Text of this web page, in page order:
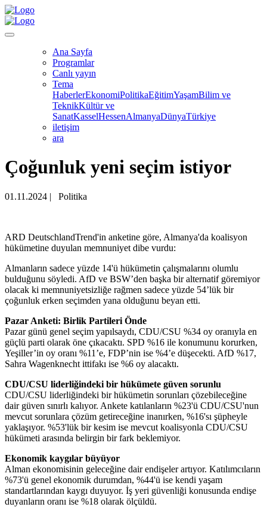
Ana Sayfa
Programlar
Canlı yayın
Tema
HaberlerEkonomiPolitikaEğitimYaşamBilim ve
TeknikKültür ve
SanatKasselHessenAlmanyaDünyaTürkiye
iletişim
ara
Çoğunluk yeni seçim istiyor
01.11.2024 | Politika
ARD DeutschlandTrend'in anketine göre, Almanya'da koalisyon
hükümetine duyulan memnuniyet dibe vurdu:
Almanların sadece yüzde 14'ü hükümetin çalışmalarını olumlu
bulduğunu söyledi. AfD ve BSW’den başka bir alternatif göremiyor
olacak ki memnuniyetsizliğe rağmen sadece yüzde 54’lük bir
çoğunluk erken seçimden yana olduğunu beyan etti.
Pazar Anketi: Birlik Partileri Önde
Pazar günü genel seçim yapılsaydı, CDU/CSU %34 oy oranıyla en
güçlü parti olarak öne çıkacaktı. SPD %16 ile konumunu korurken,
Yeşiller’in oy oranı %11’e, FDP’nin ise %4’e düşecekti. AfD %17,
Sahra Wagenknecht ittifakı ise %6 oy alacaktı.
CDU/CSU liderliğindeki bir hükümete güven sorunlu
CDU/CSU liderliğindeki bir hükümetin sorunları çözebileceğine
dair güven sınırlı kalıyor. Ankete katılanların %23'ü CDU/CSU'nun
mevcut sorunlara çözüm getireceğine inanırken, %16'sı şüpheyle
yaklaşıyor. %53'lük bir kesim ise mevcut koalisyonla CDU/CSU
hükümeti arasında belirgin bir fark beklemiyor.
Ekonomik kaygılar büyüyor
Alman ekonomisinin geleceğine dair endişeler artıyor. Katılımcıların
%73'ü genel ekonomik durumdan, %44'ü ise kendi yaşam
standartlarından kaygı duyuyor. İş yeri güvenliği konusunda endişe
duyanların oranı ise %18 olarak ölçüldü.